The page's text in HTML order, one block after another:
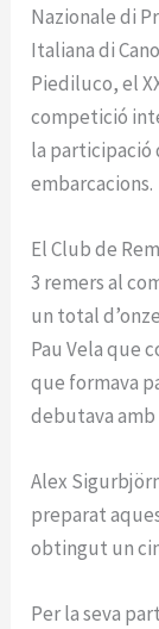
Nazionale di
Italiana di
Piediluco, el
competició
la participació
embarcacions.
El Club de
3 remers al
un total
Pau Vela que
que formava
debutava amb
Alex
preparat
obtingut un
Per la seva